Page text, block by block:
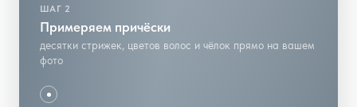
ШАГ 2
Примеряем причёски
десятки стрижек, цветов волос и чёлок прямо на вашем
фото